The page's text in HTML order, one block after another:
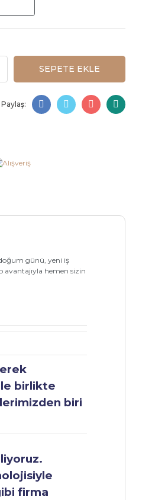
SEPETE EKLE
Paylaş:
günü, yeni iş
avantajıyla hemen sizin
birlikte
biri
firma